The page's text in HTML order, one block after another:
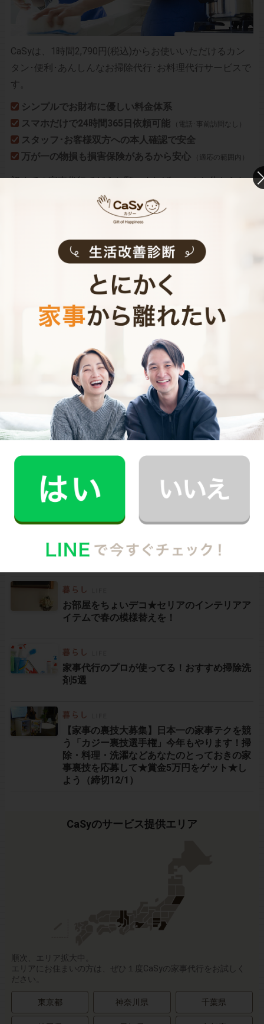
CaSyは、1時間2,790円(税込)からお使いいただけるカン
タン･便利･あんしんなお掃除代行･お料理代行サービスで
す。
シンプルでお財布に優しい料金体系
スマホだけで24時間365日依頼可能
（電話･事前訪問なし）
スタッフ･お客様双方への本人確認で安全
万が一の物損も損害保険があるから安心
（適応の範囲内）
初めての家事代行でどうお願いすればいいのか分からな
い…、どんなスタッフが来るのか不安…といった方のため
2時間5,900円（税込･交通費込）のお試しプラン
少しでも興味を持っていただけましたら、CaSyで家事代
行デビューしてみませんか？
Written by
CaSyジャーナル編集部
スマホでサクッと頼める！
家事代行のCaSy(カジー)
高時給！未経験OK！1時間〜
家事代行スタッフ募集中
この記事を読んでいる人は
お部屋をちょいデコ★セリアのインテリアア
イテムで春の模様替えを！
家事代行のプロが使ってる！おすすめ掃除洗
剤5選
【家事の裏技大募集】日本一の家事テクを競
う「カジー裏技選手権」今年もやります！掃
除・料理・洗濯などあなたのとっておきの家
事裏技を応募して★賞金5万円をゲット★し
よう（締切12/1）
CaSyのサービス提供エリア
順次、エリア拡大中。
エリアにお住まいの方は、ぜひ１度CaSyの家事代行をお試しく
ださい。
東京都 神奈川県 千葉県